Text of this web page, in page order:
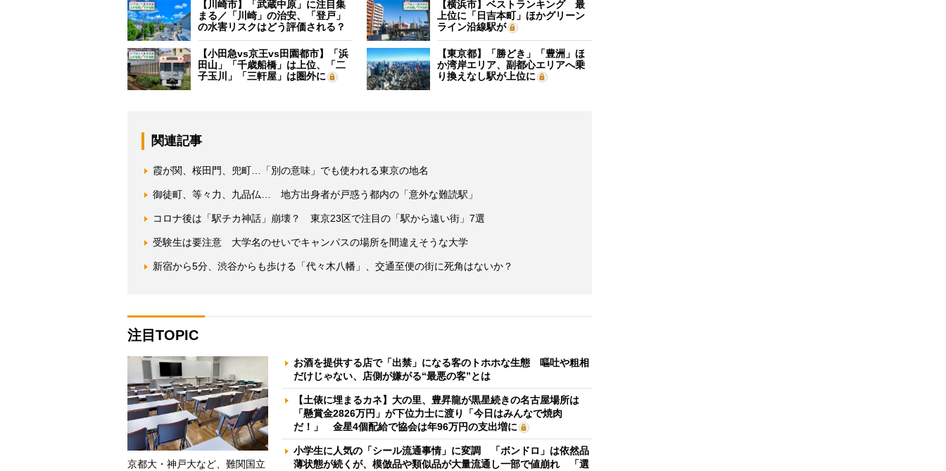
【川崎市】「武蔵中原」に注目集
まる／「川崎」の治安、「登戸」
の水害リスクはどう評価される？
【横浜市】ベストランキング 最
上位に「日吉本町」ほかグリーン
ライン沿線駅が
【小田急vs京王vs田園都市】「浜
田山」「千歳船橋」は上位、「二
子玉川」「三軒屋」は圏外に
【東京都】「勝どき」「豊洲」ほ
か湾岸エリア、副都心エリアへ乗
り換えなし駅が上位に
関連記事
霞が関、桜田門、兜町…「別の意味」でも使われる東京の地名
御徒町、等々力、九品仏… 地方出身者が戸惑う都内の「意外な難読駅」
コロナ後は「駅チカ神話」崩壊？ 東京23区で注目の「駅から遠い街」7選
受験生は要注意 大学名のせいでキャンパスの場所を間違えそうな大学
新宿から5分、渋谷からも歩ける「代々木八幡」、交通至便の街に死角はないか？
注目TOPIC
京都大・神戸大など、難関国立
お酒を提供する店で「出禁」になる客のトホホな生態 嘔吐や粗相
だけじゃない、店側が嫌がる“最悪の客”とは
【土俵に埋まるカネ】大の里、豊昇龍が黒星続きの名古屋場所は
「懸賞金2826万円」が下位力士に渡り「今日はみんなで焼肉
だ！」 金星4個配給で協会は年96万円の支出増に
小学生に人気の「シール流通事情」に変調 「ボンドロ」は依然品
薄状態が続くが、模倣品や類似品が大量流通し一部で値崩れ 「選